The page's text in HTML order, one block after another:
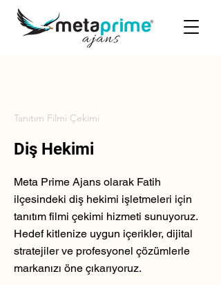
Tanıtım Filmi Çekimi
Diş Hekimi
Meta Prime Ajans olarak Fatih
ilçesindeki diş hekimi işletmeleri için
tanıtım filmi çekimi hizmeti sunuyoruz.
Hedef kitlenize uygun içerikler, dijital
stratejiler ve profesyonel çözümlerle
markanızı öne çıkarıyoruz.